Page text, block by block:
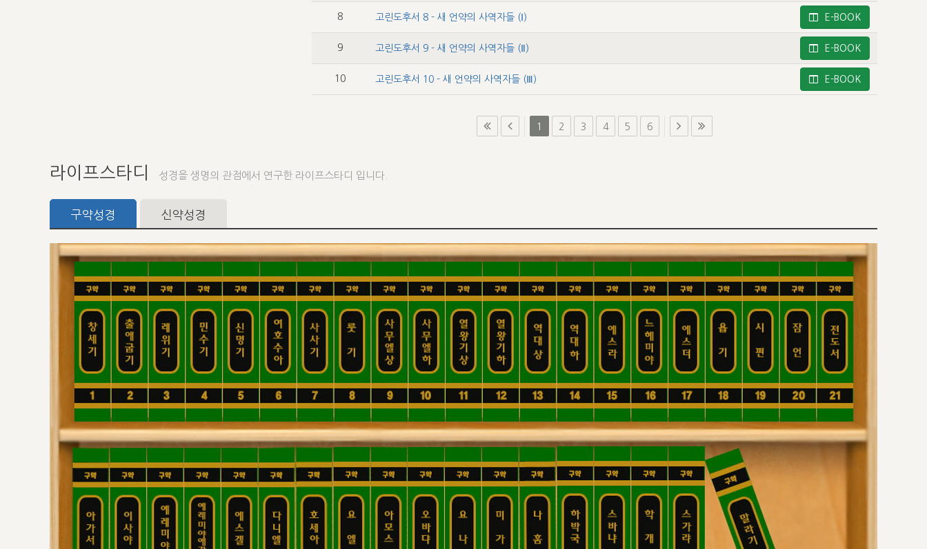
8 고린도후서 8 - 새 언약의 사역자들 (Ⅰ) E-BOOK
9 고린도후서 9 - 새 언약의 사역자들 (Ⅱ) E-BOOK
10 고린도후서 10 - 새 언약의 사역자들 (Ⅲ) E-BOOK
1 2 3 4 5 6
라이프스타디 성경을 생명의 관점에서 연구한 라이프스타디 입니다.
구약성경 신약성경